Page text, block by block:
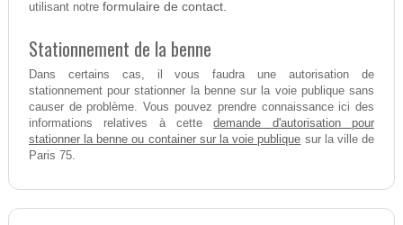
utilisant notre formulaire de contact.
Stationnement de la benne
Dans certains cas, il vous faudra une autorisation de
stationnement pour stationner la benne sur la voie publique sans
causer de problème. Vous pouvez prendre connaissance ici des
informations relatives à cettedemande d'autorisation pour
stationner la benne ou container sur la voie publique sur la ville de
Paris 75.